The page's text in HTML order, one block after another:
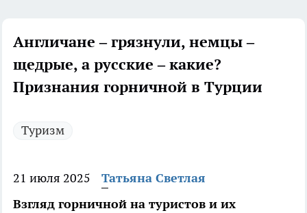
Англичане – грязнули, немцы –
щедрые, а русские – какие?
Признания горничной в Турции
Туризм
21 июля 2025
Татьяна Светлая
Взгляд горничной на туристов и их